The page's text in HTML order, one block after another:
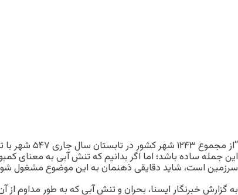
“از مجموع ۱۲۴۳
این جمله ساده باشد؛ اما اگر بدانیم که تنش آبی به معنای
سرزمین است، شاید دقایقی ذهنمان به این موضوع مشغول
به گزارش خبرنگار ایسنا، بحران و تنش آبی که به طور مداوم